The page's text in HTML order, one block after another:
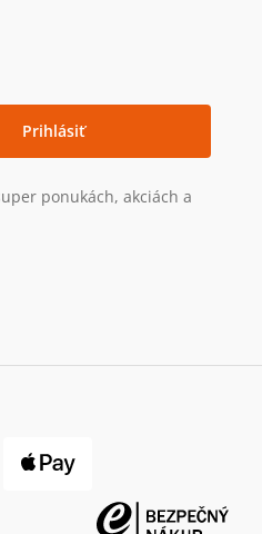
Prihlásiť
ponukách, akciách a